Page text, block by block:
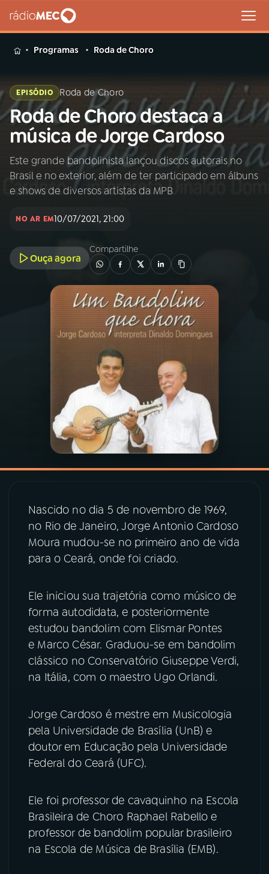
MENU
Buscar
na
Rádio
MEC
Buscar
Início AO VIVO
01INÍCIO
02A RÁDIO
PROGRAMAÇÃO
PROGRAMAS
VIDEOCASTS
ÚLTIMAS
ACOMPANHE A RÁDIO MEC
YouTube Facebook
Instagram X
TikTok
Programas Roda de Choro
EPISÓDIO Roda de Choro
Roda de Choro destaca a
música de Jorge Cardoso
Este grande bandolinista lançou discos autorais no
Brasil e no exterior, além de ter participado em álbuns
e shows de diversos artistas da MPB
NO AR EM10/07/2021, 21:00
Ouça agora
Compartilhe
Nascido no dia 5 de novembro de 1969,
no Rio de Janeiro, Jorge Antonio Cardoso
Moura mudou-se no primeiro ano de vida
para o Ceará, onde foi criado.
Ele iniciou sua trajetória como músico de
forma autodidata, e posteriormente
estudou bandolim com Elismar Pontes
e Marco César. Graduou-se em bandolim
clássico no Conservatório Giuseppe Verdi,
na Itália, com o maestro Ugo Orlandi.
Jorge Cardoso é mestre em Musicologia
pela Universidade de Brasília (UnB) e
doutor em Educação pela Universidade
Federal do Ceará (UFC).
Ele foi professor de cavaquinho na Escola
Brasileira de Choro Raphael Rabello e
professor de bandolim popular brasileiro
na Escola de Música de Brasília (EMB).